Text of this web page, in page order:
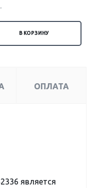
В КОРЗИНУ
ОПЛАТА
является